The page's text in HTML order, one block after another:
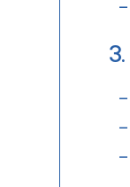
-
3.
-
-
-